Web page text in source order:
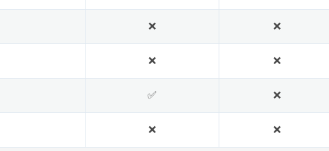
❌ ❌
❌ ❌
✅ ❌
❌ ❌